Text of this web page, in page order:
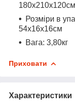
180х210х120см
Розміри в
54х16х16см
Вага: 3,80кг
Приховати
Характеристики